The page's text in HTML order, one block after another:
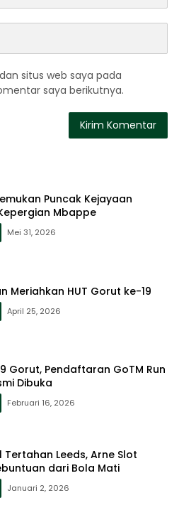
situs web saya pada
saya berikutnya.
Puncak Kejayaan
Mbappe
Mei 31, 2026
Meriahkan HUT Gorut ke-19
April 25, 2026
Gorut, Pendaftaran GoTM Run
Dibuka
Februari 16, 2026
Tertahan Leeds, Arne Slot
dari Bola Mati
Januari 2, 2026